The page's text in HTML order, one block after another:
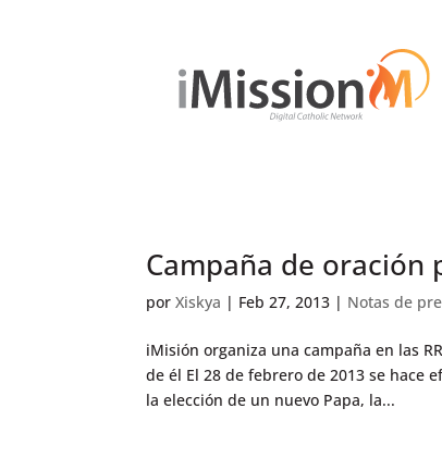
Campaña de oración
porXiskya | Feb 27, 2013 | Notas de
iMisión organiza una campaña en las
de él El 28 de febrero de 2013 se hace
la elección de un nuevo Papa, la...